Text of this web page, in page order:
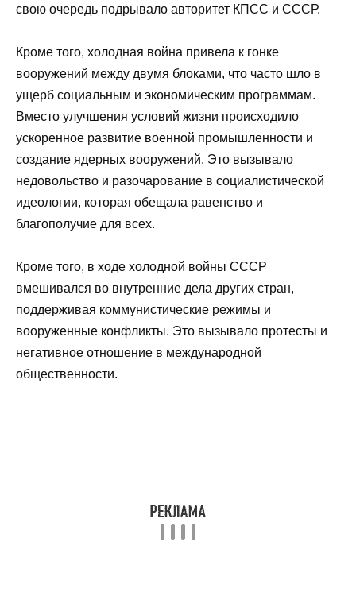
свою очередь подрывало авторитет КПСС и СССР.
Кроме того, холодная война привела к гонке
вооружений между двумя блоками, что часто шло в
ущерб социальным и экономическим программам.
Вместо улучшения условий жизни происходило
ускоренное развитие военной промышленности и
создание ядерных вооружений. Это вызывало
недовольство и разочарование в социалистической
идеологии, которая обещала равенство и
благополучие для всех.
Кроме того, в ходе холодной войны СССР
вмешивался во внутренние дела других стран,
поддерживая коммунистические режимы и
вооруженные конфликты. Это вызывало протесты и
негативное отношение в международной
общественности.